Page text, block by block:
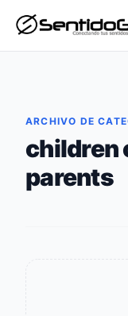
ARCHIVO DE
children
parents